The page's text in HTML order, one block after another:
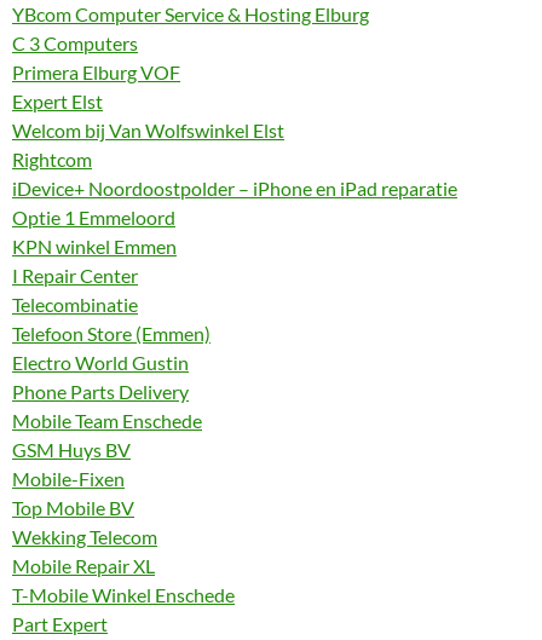
YBcom Computer Service & Hosting Elburg
C 3 Computers
Primera Elburg VOF
Expert Elst
Welcom bij Van Wolfswinkel Elst
Rightcom
iDevice+ Noordoostpolder – iPhone en iPad reparatie
Optie 1 Emmeloord
KPN winkel Emmen
I Repair Center
Telecombinatie
Telefoon Store (Emmen)
Electro World Gustin
Phone Parts Delivery
Mobile Team Enschede
GSM Huys BV
Mobile-Fixen
Top Mobile BV
Wekking Telecom
Mobile Repair XL
T-Mobile Winkel Enschede
Part Expert